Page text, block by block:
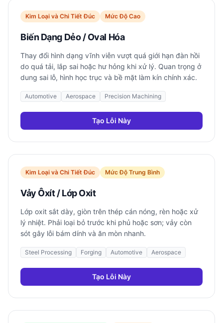
Kim Loại và Chi Tiết Đúc Mức Độ Cao
Biến Dạng Dẻo / Oval Hóa
Thay đổi hình dạng vĩnh viễn vượt quá giới hạn đàn hồi
do quá tải, lắp sai hoặc hư hỏng khi xử lý. Quan trọng ở
dung sai lỗ, hình học trục và bề mặt làm kín chính xác.
Automotive Aerospace Precision Machining
Tạo Lỗi Này
Kim Loại và Chi Tiết Đúc Mức Độ Trung Bình
Vảy Ôxít / Lớp Oxit
Lớp oxit sắt dày, giòn trên thép cán nóng, rèn hoặc xử
lý nhiệt. Phải loại bỏ trước khi phủ hoặc sơn; vảy còn
sót gây lỗi bám dính và ăn mòn nhanh.
Steel Processing Forging Automotive Aerospace
Tạo Lỗi Này